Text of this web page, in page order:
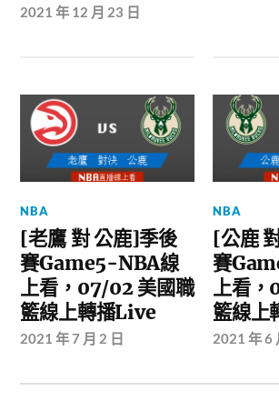
2021 年 12 月 23 日
NBA
[老鷹 對 公鹿]季後
賽Game5-NBA線
上看，07/02 美國職
籃線上轉播Live
2021 年 7 月 2 日
NBA
[公鹿
賽
上看，
籃線上
2021 年 6